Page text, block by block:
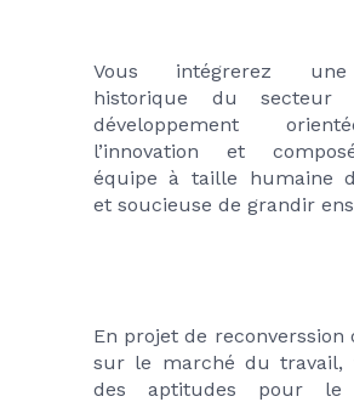
Vous intégrerez
historique du secteur
développement
l’innovation et
équipe à taille humaine
et soucieuse de grandir
En projet de reconverssion
sur le marché du travail,
des aptitudes pour le